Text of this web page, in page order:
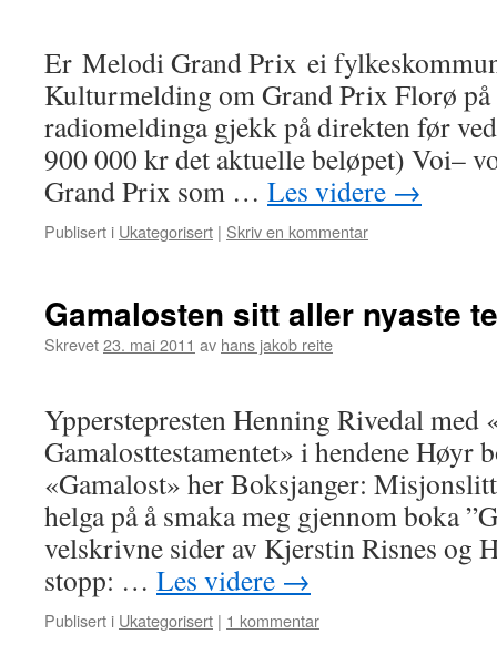
Er Melodi Grand Prix ei
Kulturmelding om Grand Prix Florø
radiomeldinga gjekk på direkten før
900 000 kr det aktuelle beløpet) Voi–
Grand Prix som … Les videre →
Publisert i Ukategorisert | Skriv en kommentar
Gamalosten sitt aller nyaste
Skrevet23. mai 2011 av hans jakob reite
Ypperstepresten Henning Rivedal med
Gamalosttestamentet» i hendene Høyr
«Gamalost» her Boksjanger:
helga på å smaka meg gjennom boka
velskrivne sider av Kjerstin Risnes og
stopp: … Les videre →
Publisert i Ukategorisert | 1 kommentar